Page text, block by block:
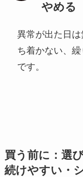
やめる
異常が出た日
ち着かない、
です。
買う前に：選
続けやすい・